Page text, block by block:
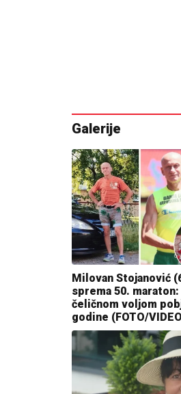
Galerije
Milovan Stojanović
sprema 50.
čeličnom voljom
godine (FOTO/